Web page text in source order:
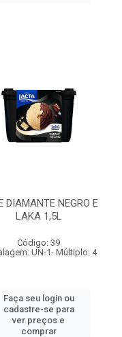
DIAMANTE NEGRO E
LAKA 1,5L
Código: 39
UN-1- Múltiplo: 4
Faça seu login ou
cadastre-se para
ver preços e
comprar